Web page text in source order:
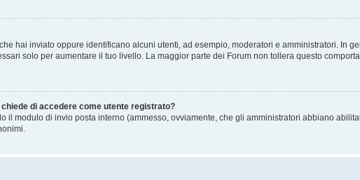
hai inviato oppure identificano alcuni utenti, ad esempio, moderatori e amministratori. In
solo per aumentare il tuo livello. La maggior parte dei Forum non tollera questo
di accedere come utente registrato?
modulo di invio posta interno (ammesso, ovviamente, che gli amministratori abbiano